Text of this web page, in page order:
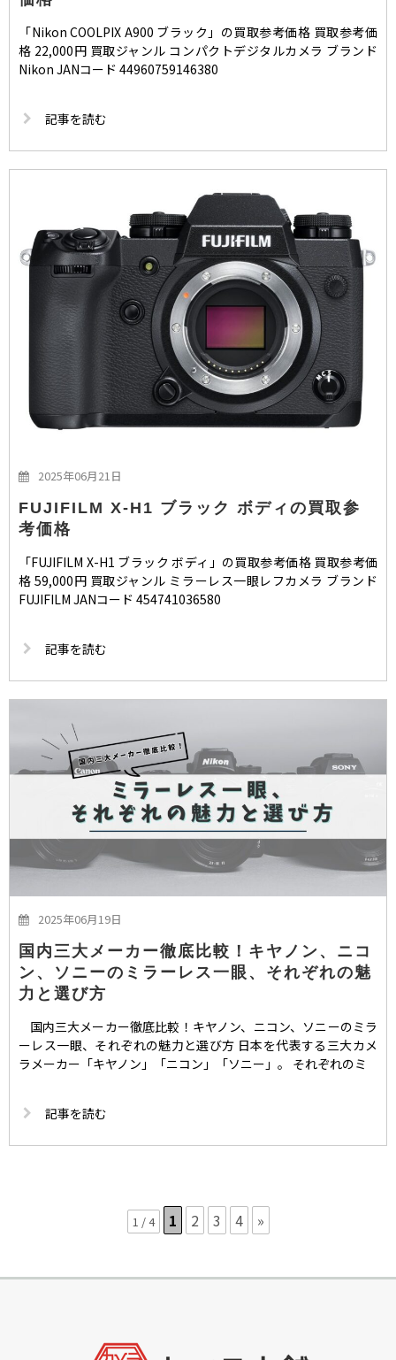
「Nikon COOLPIX A900 ブラック」の買取参考価格 買取参考価
格 22,000円 買取ジャンル コンパクトデジタルカメラ ブランド
Nikon JANコード 44960759146380
記事を読む
2025年06月21日
FUJIFILM X-H1 ブラック ボディの買取参
考価格
「FUJIFILM X-H1 ブラック ボディ」の買取参考価格 買取参考価
格 59,000円 買取ジャンル ミラーレス一眼レフカメラ ブランド
FUJIFILM JANコード 454741036580
記事を読む
2025年06月19日
国内三大メーカー徹底比較！キヤノン、ニコ
ン、ソニーのミラーレス一眼、それぞれの魅
力と選び方
国内三大メーカー徹底比較！キヤノン、ニコン、ソニーのミラ
ーレス一眼、それぞれの魅力と選び方 日本を代表する三大カメ
ラメーカー「キヤノン」「ニコン」「ソニー」。 それぞれのミ
記事を読む
1 / 4 1 2 3 4 »